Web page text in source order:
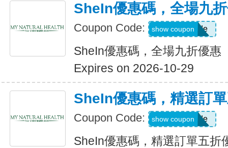
SheIn優惠碼，全場九
Coupon Code: Show Code
show coupon
SheIn優惠碼，全場九折優惠
Expires on 2026-10-29
SheIn優惠碼，精選訂
Coupon Code: Show Code
show coupon
SheIn優惠碼，精選訂單五折